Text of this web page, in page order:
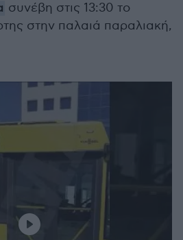
συνέβη στις 13:30 το
στην παλαιά παραλιακή,